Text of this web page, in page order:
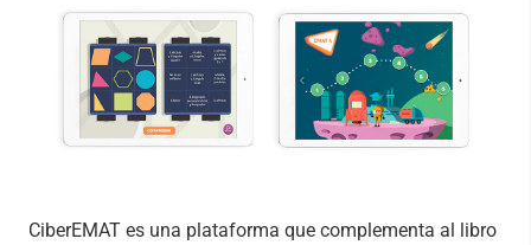
CiberEMAT es una plataforma que complementa al libro